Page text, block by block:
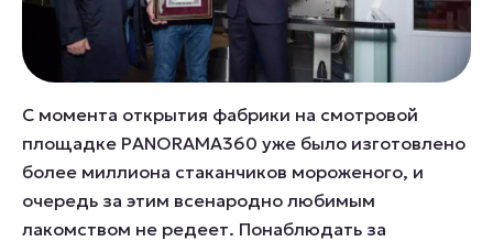
С момента открытия фабрики на смотровой
площадке PANORAMA360 уже было изготовлено
более миллиона стаканчиков мороженого, и
очередь за этим всенародно любимым
лакомством не редеет. Понаблюдать за